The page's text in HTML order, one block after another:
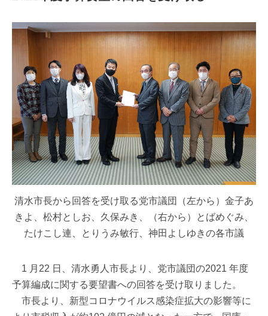
清水市長から回答を受け取る党市議団（左から）金子あ
きよ、松村としお、久保みき、（右から）とばめぐみ、
たけこし連、とりうみ敏行、神田よしゆきの各市議
1 月22 日、清水勇人市長より、党市議団の2021 年度
予算編成に関する要望書への回答を受け取りました。
市長より、新型コロナウイルス感染症拡大の影響等に